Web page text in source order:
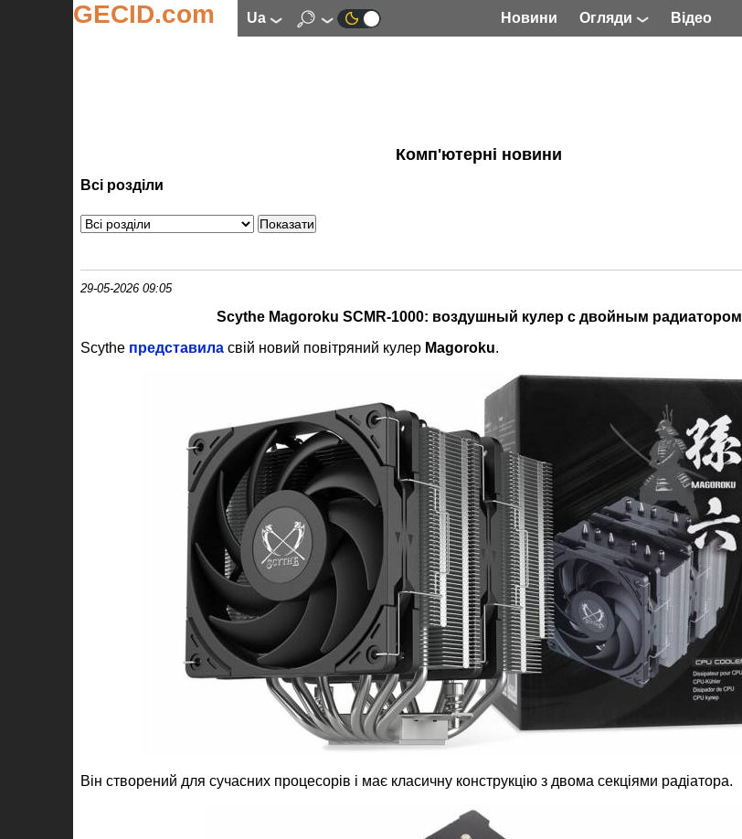
GECID.com ua Новини Огляди Відео
Комп'ютерні новини
Всі розділи
29-05-2026 09:05
Scythe Magoroku SCMR‑1000: воздушный кулер с двойным радиатором
Scythe представила свій новий повітряний кулер Magoroku.
Він створений для сучасних процесорів і має класичну конструкцію з двома секціями радіатора.